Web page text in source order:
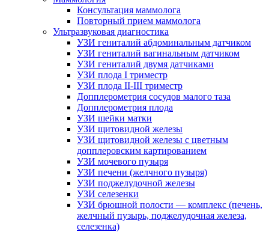
Консультация маммолога
Повторный прием маммолога
Ультразвуковая диагностика
УЗИ гениталий абдоминальным датчиком
УЗИ гениталий вагинальным датчиком
УЗИ гениталий двумя датчиками
УЗИ плода I триместр
УЗИ плода II-III триместр
Допплерометрия сосудов малого таза
Допплерометрия плода
УЗИ шейки матки
УЗИ щитовидной железы
УЗИ щитовидной железы с цветным
допплеровским картированием
УЗИ мочевого пузыря
УЗИ печени (желчного пузыря)
УЗИ поджелудочной железы
УЗИ селезенки
УЗИ брюшной полости — комплекс (печень,
желчный пузырь, поджелудочная железа,
селезенка)